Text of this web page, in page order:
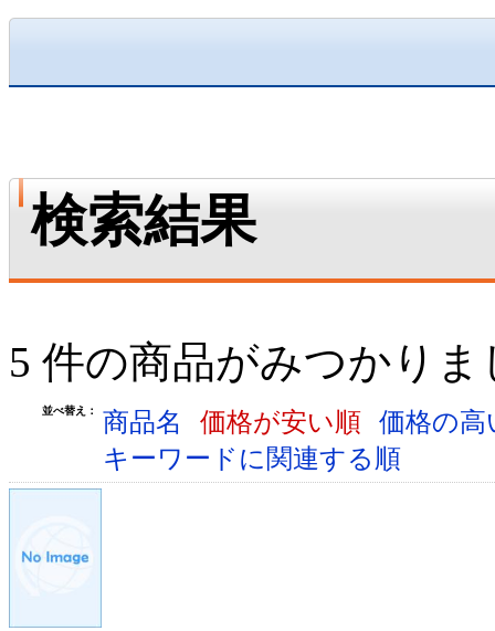
検索結果
5 件の商品がみつかりま
並べ替え： 商品名 価格が安い順 価格の
キーワードに関連する順